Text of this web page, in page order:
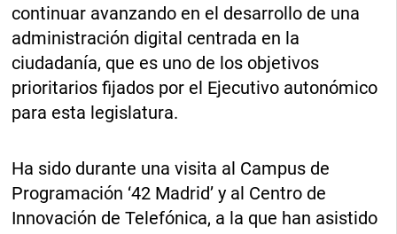
continuar avanzando en el desarrollo de una
administración digital centrada en la
ciudadanía, que es uno de los objetivos
prioritarios fijados por el Ejecutivo autonómico
para esta legislatura.
Ha sido durante una visita al Campus de
Programación ‘42 Madrid’ y al Centro de
Innovación de Telefónica, a la que han asistido